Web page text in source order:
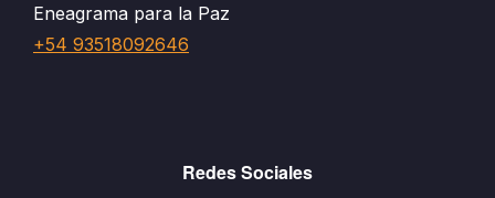
Eneagrama para la Paz
+54 93518092646
Redes Sociales